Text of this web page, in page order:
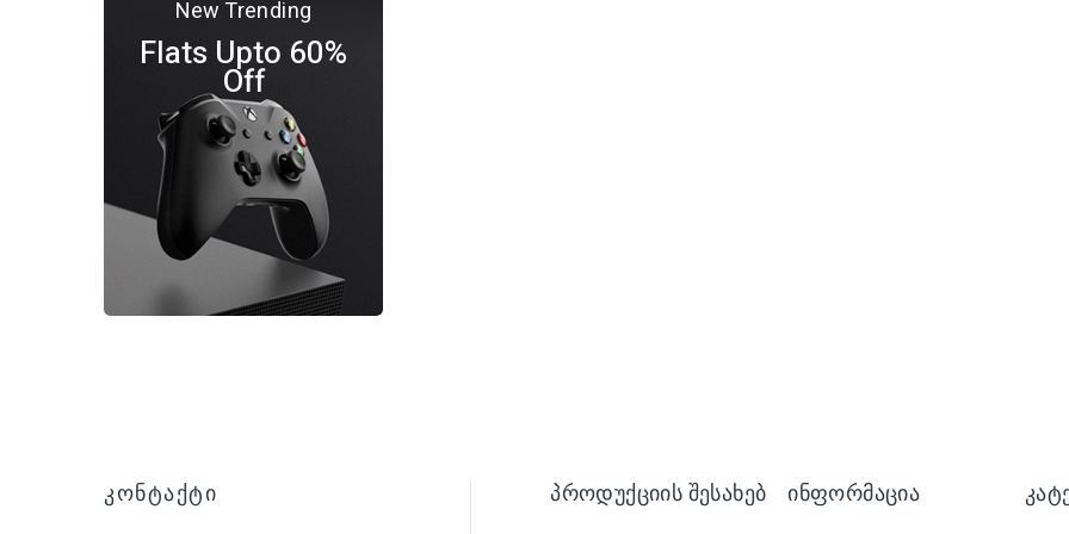
New Trending
Flats Upto 60%
Off
Კონტაქტი Პროდუქციის Შესახებ Ინფორმაცია